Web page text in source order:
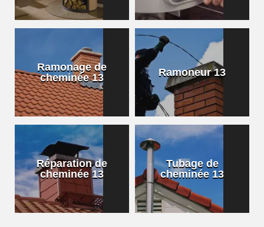
Ramonage de
cheminée 13
Ramoneur 13
Réparation de
cheminée 13
Tubage de
cheminée 13